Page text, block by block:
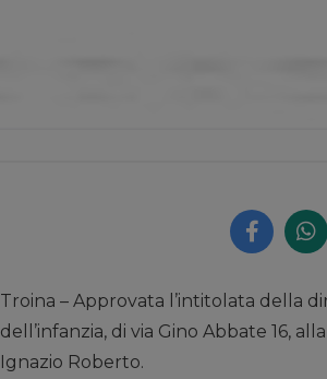
Troina – Approvata l’intitolata della
dell’infanzia, di via Gino Abbate 16,
Ignazio Roberto.